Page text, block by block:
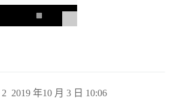
2019 年10 月 3 日 10:06
2